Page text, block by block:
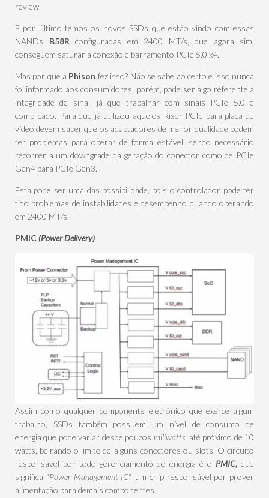
review.
E por último temos os novos SSDs que estão vindo com essas
NANDs B58R configuradas em 2400 MT/s, que agora sim,
conseguem saturar a conexão e barramento PCIe 5.0 x4.
Mas por que a Phison fez isso? Não se sabe ao certo e isso nunca
foi informado aos consumidores, porém, pode ser algo referente a
integridade de sinal, já que trabalhar com sinais PCIe 5.0 é
complicado. Para que já utilizou aqueles Riser PCIe para placa de
vídeo devem saber que os adaptadores de menor qualidade podem
ter problemas para operar de forma estável, sendo necessário
recorrer a um downgrade da geração do conector como de PCIe
Gen4 para PCIe Gen3.
Esta pode ser uma das possibilidade, pois o controlador pode ter
tido problemas de instabilidades e desempenho quando operando
em 2400 MT/s.
PMIC (Power Delivery)
Assim como qualquer componente eletrônico que exerce algum
trabalho, SSDs também possuem um nível de consumo de
energia que pode variar desde poucos miliwatts até próximo de 10
watts, beirando o limite de alguns conectores ou slots. O circuito
responsável por todo gerenciamento de energia é o PMIC, que
significa “Power Management IC“, um chip responsável por prover
alimentação para demais componentes.